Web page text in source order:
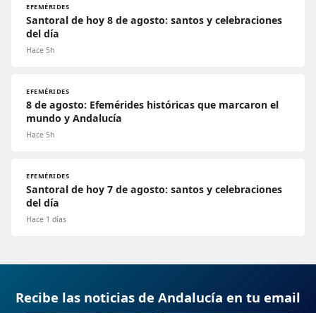
EFEMÉRIDES
Santoral de hoy 8 de agosto: santos y celebraciones
del día
Hace 5h
EFEMÉRIDES
8 de agosto: Efemérides históricas que marcaron el
mundo y Andalucía
Hace 5h
EFEMÉRIDES
Santoral de hoy 7 de agosto: santos y celebraciones
del día
Hace 1 días
Recibe las noticias de Andalucía en tu email